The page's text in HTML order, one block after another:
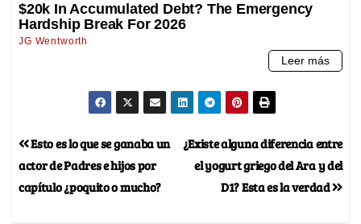
¿Existe alguna diferencia entre
el yogurt griego del Ara y del
D1? Esta es la verdad
Esto es lo que se ganaba un
actor de Padres e hijos por
capítulo ¿poquito o mucho?